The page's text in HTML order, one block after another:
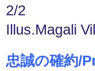
2/2
Illus.Magali
忠誠の確約/